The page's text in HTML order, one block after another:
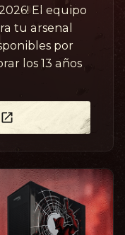
El equipo
tu arsenal
por
los 13 años